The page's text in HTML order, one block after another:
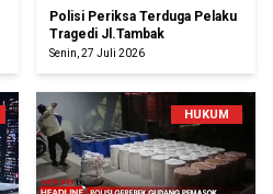
Polisi Periksa Terduga Pelaku
Tragedi Jl.Tambak
Senin, 27 Juli 2026
HUKUM